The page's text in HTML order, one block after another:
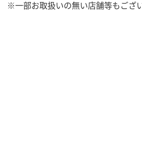
※一部お取扱いの無い店舗等もござ